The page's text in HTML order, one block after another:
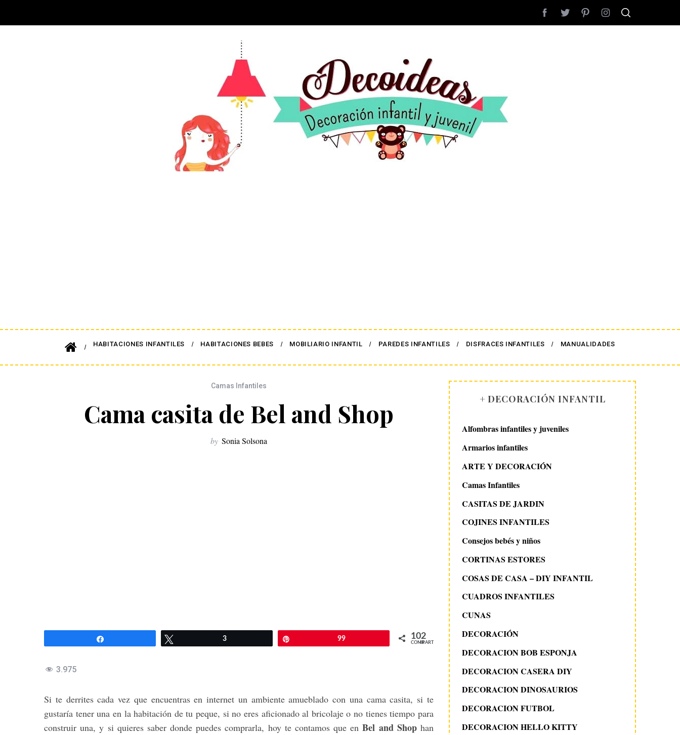
HABITACIONES INFANTILES HABITACIONES BEBES MOBILIARIO INFANTIL PAREDES INFANTILES DISFRACES INFANTILES MANUALIDADES
Camas Infantiles
Cama casita de Bel and Shop
by Sonia Solsona
3 99 102
COMPARTIR
3.975
Si te derrites cada vez que encuentras en internet un ambiente amueblado con una cama casita, si te
gustaría tener una en la habitación de tu peque, si no eres aficionado al bricolaje o no tienes tiempo para
construir una, y si quieres saber donde puedes comprarla, hoy te contamos que enBel and Shophan
+ DECORACIÓN INFANTIL
Alfombras infantiles y juveniles
Armarios infantiles
ARTE Y DECORACIÓN
Camas Infantiles
CASITAS DE JARDIN
COJINES INFANTILES
Consejos bebés y niños
CORTINAS ESTORES
COSAS DE CASA – DIY INFANTIL
CUADROS INFANTILES
CUNAS
DECORACIÓN
DECORACION BOB ESPONJA
DECORACION CASERA DIY
DECORACION DINOSAURIOS
DECORACION FUTBOL
DECORACION HELLO KITTY